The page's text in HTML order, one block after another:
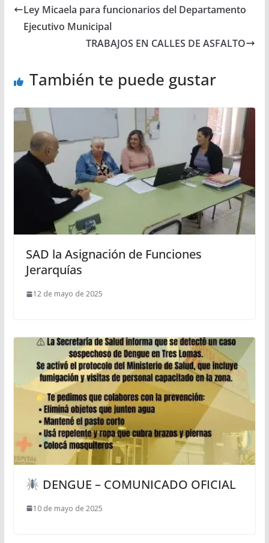
Ley Micaela para funcionarios del Departamento
Ejecutivo Municipal
TRABAJOS EN CALLES DE ASFALTO
También te puede gustar
SAD la Asignación de Funciones
Jerarquías
12 de mayo de 2025
DENGUE – COMUNICADO OFICIAL
10 de mayo de 2025